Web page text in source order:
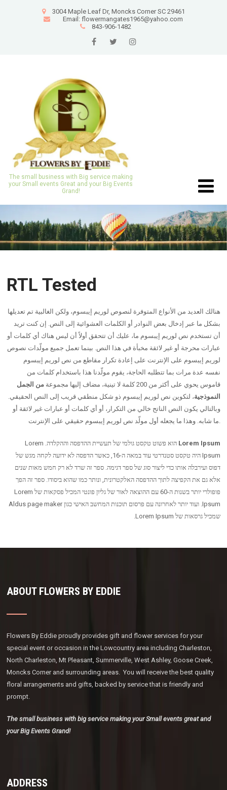
3004 Maple Leaf Dr, Moncks Corner SC 29461
Email: flowermangates1965@yahoo.com
843-906-1482
The small business with Big service making
your Small events Great and your Big Events
Grand!
RTL Tested
هنالك العديد من الأنواع المتوفرة لنصوص لوريم إيبسوم، ولكن الغالبية تم تعديلها
بشكل ما عبر إدخال بعض النوادر أو الكلمات العشوائية إلى النص. إن كنت تريد
أن تستخدم نص لوريم إيبسوم ما، عليك أن تتحقق أولاً أن ليس هناك أي كلمات أو
عبارات محرجة أو غير لائقة مخبأة في هذا النص. بينما تعمل جميع مولّدات نصوص
لوريم إيبسوم على الإنترنت على إعادة تكرار مقاطع من نص لوريم إيبسوم
نفسه عدة مرات بما تتطلبه الحاجة، يقوم مولّدنا هذا باستخدام كلمات من
قاموس يحوي على أكثر من 200 كلمة لا تينية، مضاف إليها مجموعة
من الجمل
النموذجية، لتكوين نص لوريم إيبسوم ذو شكل منطقي قريب إلى النص الحقيقي.
وبالتالي يكون النص الناتح خالي من التكرار، أو أي كلمات أو عبارات غير لائقة أو
Lorem Ipsum
הוא פשוט טקסט גולמי של תעשיית ההדפסה וההקלדה. Lorem
Ipsum היה טקסט סטנדרטי עוד במאה ה-16, כאשר הדפסה לא ידועה לקחה מגש של
דפוס ועירבלה אותו כדי ליצור סוג של ספר דגימה. ספר זה שרד לא רק חמש מאות שנים
אלא גם את הקפיצה לתוך ההדפסה האלקטרונית, ונותר כמו שהוא ביסודו. ספר זה הפך
פופולרי יותר בשנות ה-60 עם ההוצאה לאור של גליון פונטי המכיל פסקאות של Lorem
Ipsum. ועוד יותר לאחרונה עם פרסום תוכנות המחשב האישי כגון Aldus page maker
שמכיל גרסאות של Lorem Ipsum.
ABOUT FLOWERS BY EDDIE
Flowers By Eddie proudly provides gift and flower services for your
special event or occasion in the Lowcountry area including Charleston,
North Charleston, Mt Pleasant, Summerville, West Ashley, Goose Creek,
Moncks Corner and surrounding areas. You will receive the best quality
floral arrangements and gifts, backed by service that is friendly and
prompt.
The small business with big service making your Small events great and
your Big Events Grand!
ADDRESS